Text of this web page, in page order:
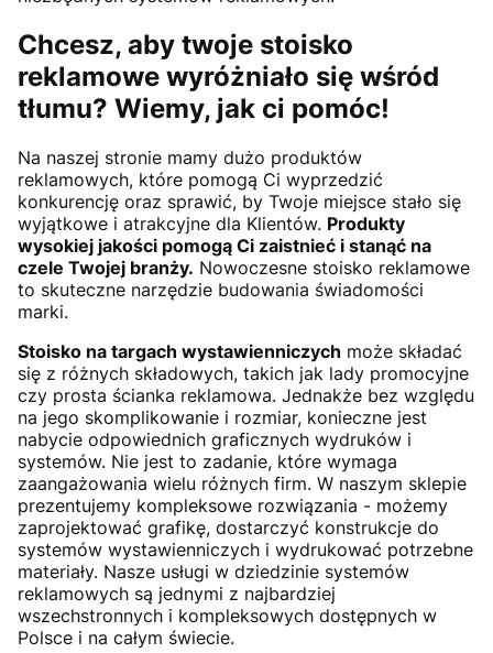
Chcesz, aby twoje stoisko
reklamowe wyróżniało się wśród
tłumu? Wiemy, jak ci pomóc!
Na naszej stronie mamy dużo produktów
reklamowych, które pomogą Ci wyprzedzić
konkurencję oraz sprawić, by Twoje miejsce stało się
wyjątkowe i atrakcyjne dla Klientów. Produkty
wysokiej jakości pomogą Ci zaistnieć i stanąć na
czele Twojej branży. Nowoczesne stoisko reklamowe
to skuteczne narzędzie budowania świadomości
marki.
Stoisko na targach wystawienniczych może składać
się z różnych składowych, takich jak lady promocyjne
czy prosta ścianka reklamowa. Jednakże bez względu
na jego skomplikowanie i rozmiar, konieczne jest
nabycie odpowiednich graficznych wydruków i
systemów. Nie jest to zadanie, które wymaga
zaangażowania wielu różnych firm. W naszym sklepie
prezentujemy kompleksowe rozwiązania - możemy
zaprojektować grafikę, dostarczyć konstrukcje do
systemów wystawienniczych i wydrukować potrzebne
materiały. Nasze usługi w dziedzinie systemów
reklamowych są jednymi z najbardziej
wszechstronnych i kompleksowych dostępnych w
Polsce i na całym świecie.